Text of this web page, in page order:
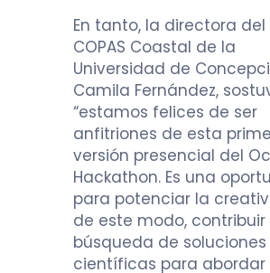
En tanto, la directora
COPAS Coastal de la
Universidad de
Camila Fernández,
“estamos felices de ser
anfitriones de esta
versión presencial del
Hackathon. Es una
para potenciar la
de este modo, contribuir
búsqueda de soluciones
científicas para abordar